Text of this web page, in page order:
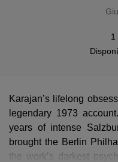
1
Karajan’s lifelong
legendary 1973
years of intense
brought the Berlin
the work’s darkest